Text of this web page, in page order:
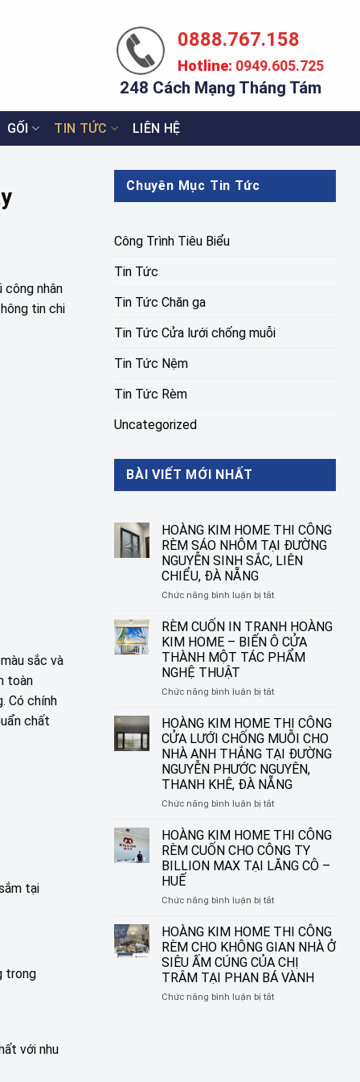
0888.767.158
Hotline: 0949.605.725
248 Cách Mạng Tháng Tám
GỐI TIN TỨC LIÊN HỆ
công nhân
tin chi
sắc và
toàn
Có chính
chất
tại
trong
với nhu
Chuyên Mục Tin Tức
Công Trình Tiêu Biểu
Tin Tức
Tin Tức Chăn ga
Tin Tức Cửa lưới chống muỗi
Tin Tức Nệm
Tin Tức Rèm
Uncategorized
BÀI VIẾT MỚI NHẤT
HOÀNG KIM HOME THI CÔNG
RÈM SÁO NHÔM TẠI ĐƯỜNG
NGUYỄN SINH SẮC, LIÊN
CHIỂU, ĐÀ NẴNG
Chức năng bình luận bị tắtở
KIM
HOME
THI
CÔNG
SÁO
TẠI
ĐƯỜNG
NGUYỄN
SINH
SẮC,
LIÊN
CHIỂU,
RÈM CUỐN IN TRANH HOÀNG
KIM HOME – BIẾN Ô CỬA
THÀNH MỘT TÁC PHẨM
NGHỆ THUẬT
Chức năng bình luận bị tắtở
CUỐN
IN
TRANH
HOÀNG
KIM
HOME
–
Ô
CỬA
THÀNH
MỘT
PHẨM
HOÀNG KIM HOME THI CÔNG
CỬA LƯỚI CHỐNG MUỖI CHO
NHÀ ANH THẮNG TẠI ĐƯỜNG
NGUYỄN PHƯỚC NGUYÊN,
THANH KHÊ, ĐÀ NẴNG
Chức năng bình luận bị tắtở
KIM
HOME
THI
CÔNG
LƯỚI
MUỖI
CHO
NHÀ
ANH
THẮNG
TẠI
HOÀNG KIM HOME THI CÔNG
RÈM CUỐN CHO CÔNG TY
BILLION MAX TẠI LĂNG CÔ –
HUẾ
Chức năng bình luận bị tắtở
KIM
HOME
THI
CÔNG
RÈM
CUỐN
HOÀNG KIM HOME THI CÔNG
RÈM CHO KHÔNG GIAN NHÀ Ở
SIÊU ẤM CÚNG CỦA CHỊ
TRÂM TẠI PHAN BÁ VÀNH
Chức năng bình luận bị tắtở